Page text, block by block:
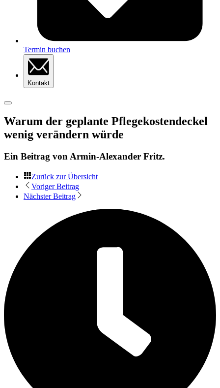
Termin buchen
Kontakt
Warum der geplante Pflegekostendeckel
wenig verändern würde
Ein Beitrag von Armin-Alexander Fritz.
Zurück zur Übersicht
Voriger Beitrag
Nächster Beitrag